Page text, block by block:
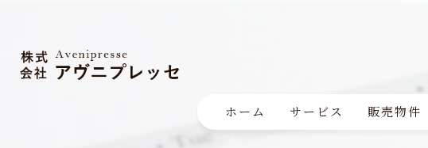
ホーム サービス 販売物件